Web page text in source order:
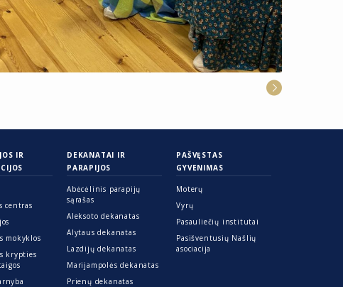
IR
centras
mokyklos
krypties
DEKANATAI IR
PARAPIJOS
Abėcėlinis parapijų
sąrašas
Aleksoto dekanatas
Alytaus dekanatas
Lazdijų dekanatas
Marijampolės dekanatas
Prienų dekanatas
PAŠVĘSTAS
GYVENIMAS
Moterų
Vyrų
Pasauliečių institutai
Pasišventusių Našlių
asociacija